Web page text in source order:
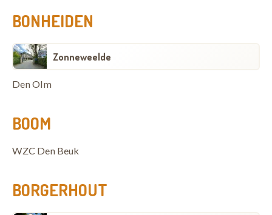
BONHEIDEN
Zonneweelde
Den Olm
BOOM
WZC Den Beuk
BORGERHOUT